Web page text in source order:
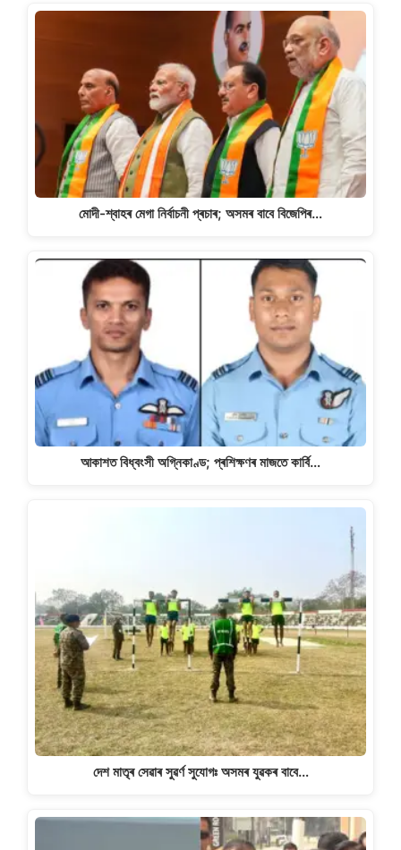
মোদী-শ্বাহৰ মেগা নিৰ্বাচনী প্ৰচাৰ; অসমৰ বাবে বিজেপিৰ…
আকাশত বিধ্বংসী অগ্নিকাণ্ড; প্ৰশিক্ষণৰ মাজতে কাৰ্বি…
দেশ মাতৃৰ সেৱাৰ সুৱৰ্ণ সুযোগঃ অসমৰ যুৱকৰ বাবে…